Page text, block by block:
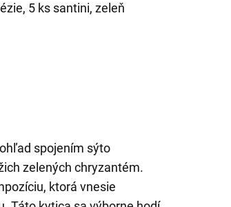
5 ks santini, zeleň
spojením sýto
zelených chryzantém.
ktorá vnesie